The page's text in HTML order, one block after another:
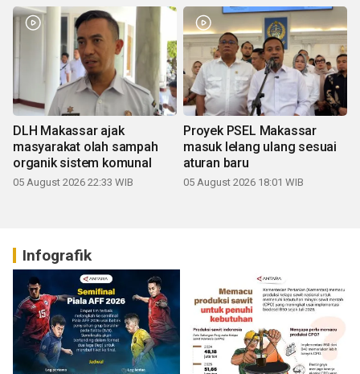
DLH Makassar ajak
masyarakat olah sampah
organik sistem komunal
05 August 2026 22:33 WIB
Proyek PSEL Makassar
masuk lelang ulang sesuai
aturan baru
05 August 2026 18:01 WIB
Infografik